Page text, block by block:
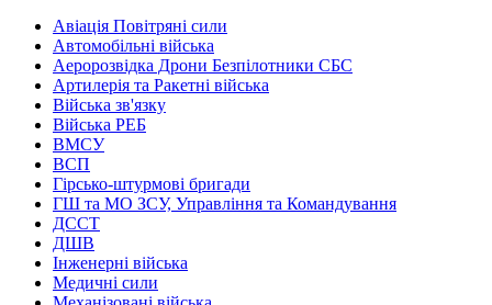
Авіація Повітряні сили
Автомобільні війська
Аеророзвідка Дрони Безпілотники СБС
Артилерія та Ракетні війська
Війська зв'язку
Війська РЕБ
ВМСУ
ВСП
Гірсько-штурмові бригади
ГШ та МО ЗСУ, Управління та Командування
ДССТ
ДШВ
Інженерні війська
Медичні сили